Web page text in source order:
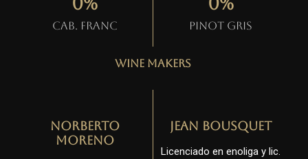
Cab. Franc Pinot gris
Wine Makers
Norberto
Moreno
Jean Bousquet
Licenciado en enoliga y lic.